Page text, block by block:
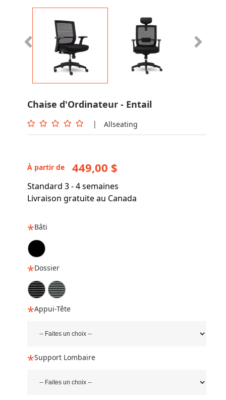
Chaise d'Ordinateur - Entail
| Allseating
À partir de 449,00 $
Standard 3 - 4 semaines
Livraison gratuite au Canada
Bâti
Dossier
Appui-Tête
Support Lombaire